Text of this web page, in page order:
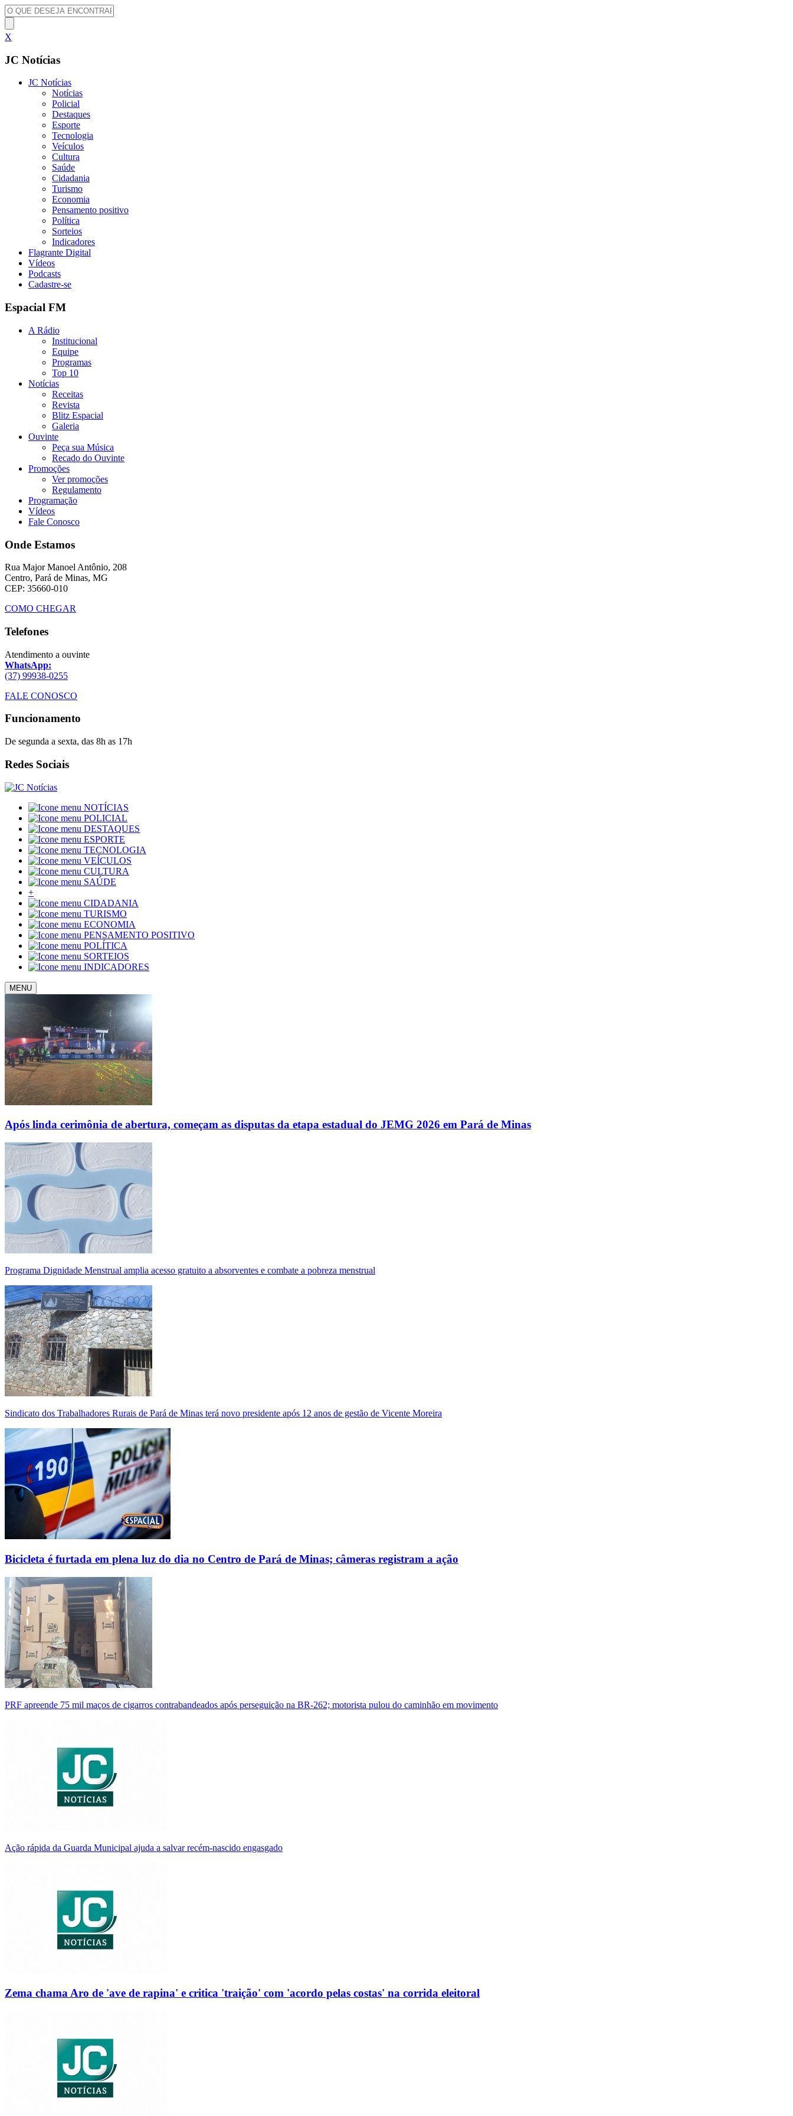
X
JC Notícias
JC Notícias
Notícias
Policial
Destaques
Esporte
Tecnologia
Veículos
Cultura
Saúde
Cidadania
Turismo
Economia
Pensamento positivo
Política
Sorteios
Indicadores
Flagrante Digital
Vídeos
Podcasts
Cadastre-se
Espacial FM
A Rádio
Institucional
Equipe
Programas
Top 10
Notícias
Receitas
Revista
Blitz Espacial
Galeria
Ouvinte
Peça sua Música
Recado do Ouvinte
Promoções
Ver promoções
Regulamento
Programação
Vídeos
Fale Conosco
Onde Estamos
Rua Major Manoel Antônio, 208
Centro, Pará de Minas, MG
CEP: 35660-010
COMO CHEGAR
Telefones
Atendimento a ouvinte
WhatsApp:
(37) 99938-0255
FALE CONOSCO
Funcionamento
De segunda a sexta, das 8h as 17h
Redes Sociais
NOTÍCIAS
POLICIAL
DESTAQUES
ESPORTE
TECNOLOGIA
VEÍCULOS
CULTURA
SAÚDE
+
CIDADANIA
TURISMO
ECONOMIA
PENSAMENTO POSITIVO
POLÍTICA
SORTEIOS
INDICADORES
MENU
Após linda cerimônia de abertura, começam as disputas da etapa estadual do JEMG 2026 em Pará de Minas
Programa Dignidade Menstrual amplia acesso gratuito a absorventes e combate a pobreza menstrual
Sindicato dos Trabalhadores Rurais de Pará de Minas terá novo presidente após 12 anos de gestão de Vicente Moreira
Bicicleta é furtada em plena luz do dia no Centro de Pará de Minas; câmeras registram a ação
PRF apreende 75 mil maços de cigarros contrabandeados após perseguição na BR-262; motorista pulou do caminhão em movimento
Ação rápida da Guarda Municipal ajuda a salvar recém-nascido engasgado
Zema chama Aro de 'ave de rapina' e critica 'traição' com 'acordo pelas costas' na corrida eleitoral